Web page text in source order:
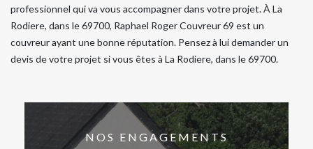
professionnel qui va vous accompagner dans votre projet. À La
Rodiere, dans le 69700, Raphael Roger Couvreur 69 est un
couvreur ayant une bonne réputation. Pensez à lui demander un
devis de votre projet si vous êtes à La Rodiere, dans le 69700.
NOS ENGAGEMENTS